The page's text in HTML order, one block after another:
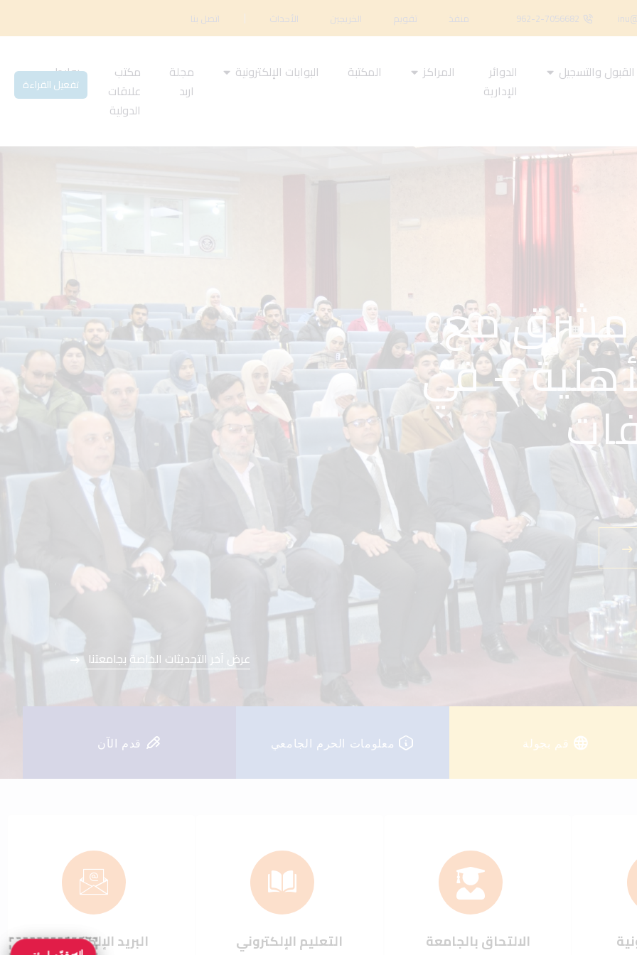
962-2-7056682 منفذ تقويم الخريجين الأحداث اتصل بنا
القبول والتسجيل
الدوائر
الإدارية
المراكز المكتبة البوابات الإلكترونية
مجلة
اربد
مكتب
علاقات
الدولية
روابط
مهمة
الأهلية –
بيئة تحفز
عرض آخر التحديثات الخاصة بجامعتنا
مشرق مع
– في
قم بجولة معلومات الحرم الجامعي قدم الآن
عرض آخر التحديثات الخاصة بجامعتنا
الالتحاق بالجامعة التعليم الإلكتروني البريد الإلكتروني
تفعيل القراءة